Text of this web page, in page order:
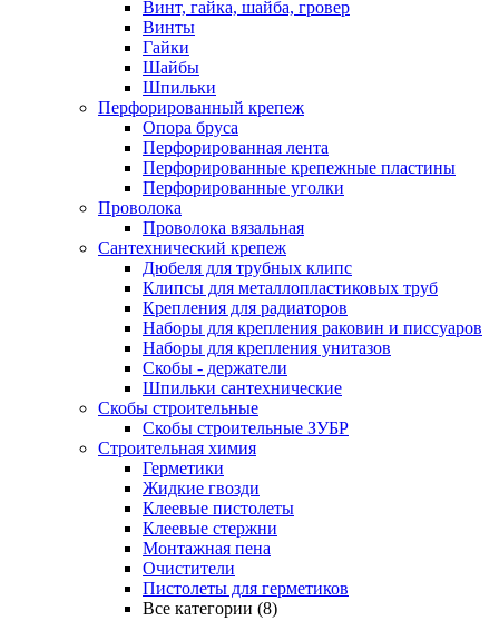
Винт, гайка, шайба, гровер
Винты
Гайки
Шайбы
Шпильки
Перфорированный крепеж
Опора бруса
Перфорированная лента
Перфорированные крепежные пластины
Перфорированные уголки
Проволока
Проволока вязальная
Сантехнический крепеж
Дюбеля для трубных клипс
Клипсы для металлопластиковых труб
Крепления для радиаторов
Наборы для крепления раковин и писсуаров
Наборы для крепления унитазов
Скобы - держатели
Шпильки сантехнические
Скобы строительные
Скобы строительные ЗУБР
Строительная химия
Герметики
Жидкие гвозди
Клеевые пистолеты
Клеевые стержни
Монтажная пена
Очистители
Пистолеты для герметиков
Все категории (8)